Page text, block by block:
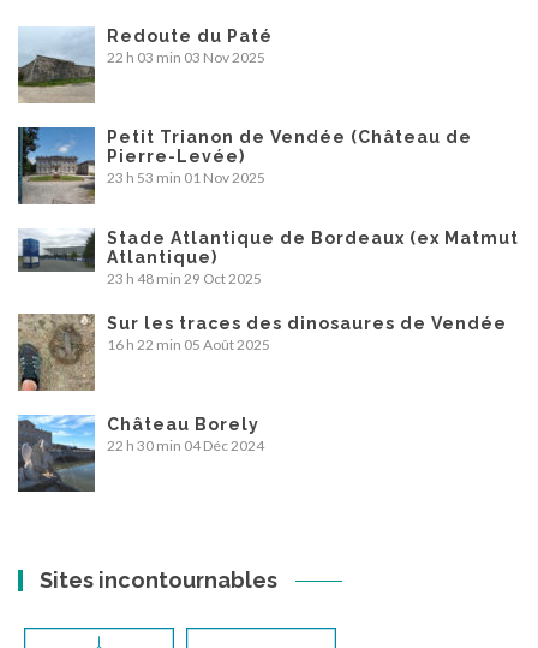
Redoute du Paté
22 h 03 min 03 Nov 2025
Petit Trianon de Vendée (Château de
Pierre-Levée)
23 h 53 min 01 Nov 2025
Stade Atlantique de Bordeaux (ex Matmut
Atlantique)
23 h 48 min 29 Oct 2025
Sur les traces des dinosaures de Vendée
16 h 22 min 05 Août 2025
Château Borely
22 h 30 min 04 Déc 2024
Sites incontournables